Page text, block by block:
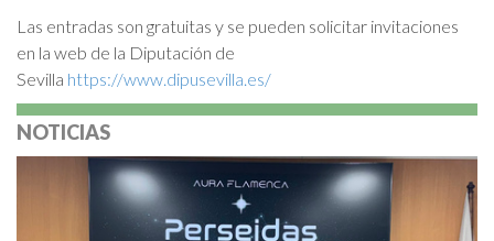
Las entradas son gratuitas y se pueden solicitar invitaciones
en la web de la Diputación de
Sevilla https://www.dipusevilla.es/
NOTICIAS